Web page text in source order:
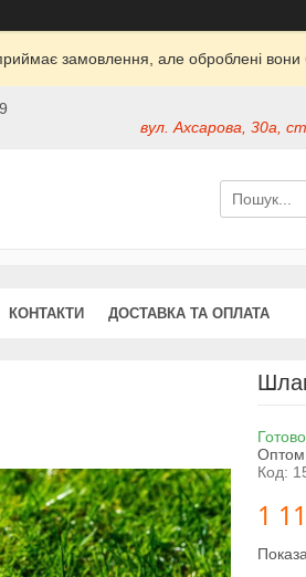
замовлення, але оброблені
вул. Ахсарова, 30а,
КОНТАКТИ ДОСТАВКА ТА ОПЛАТА
Оптом
Код:
1